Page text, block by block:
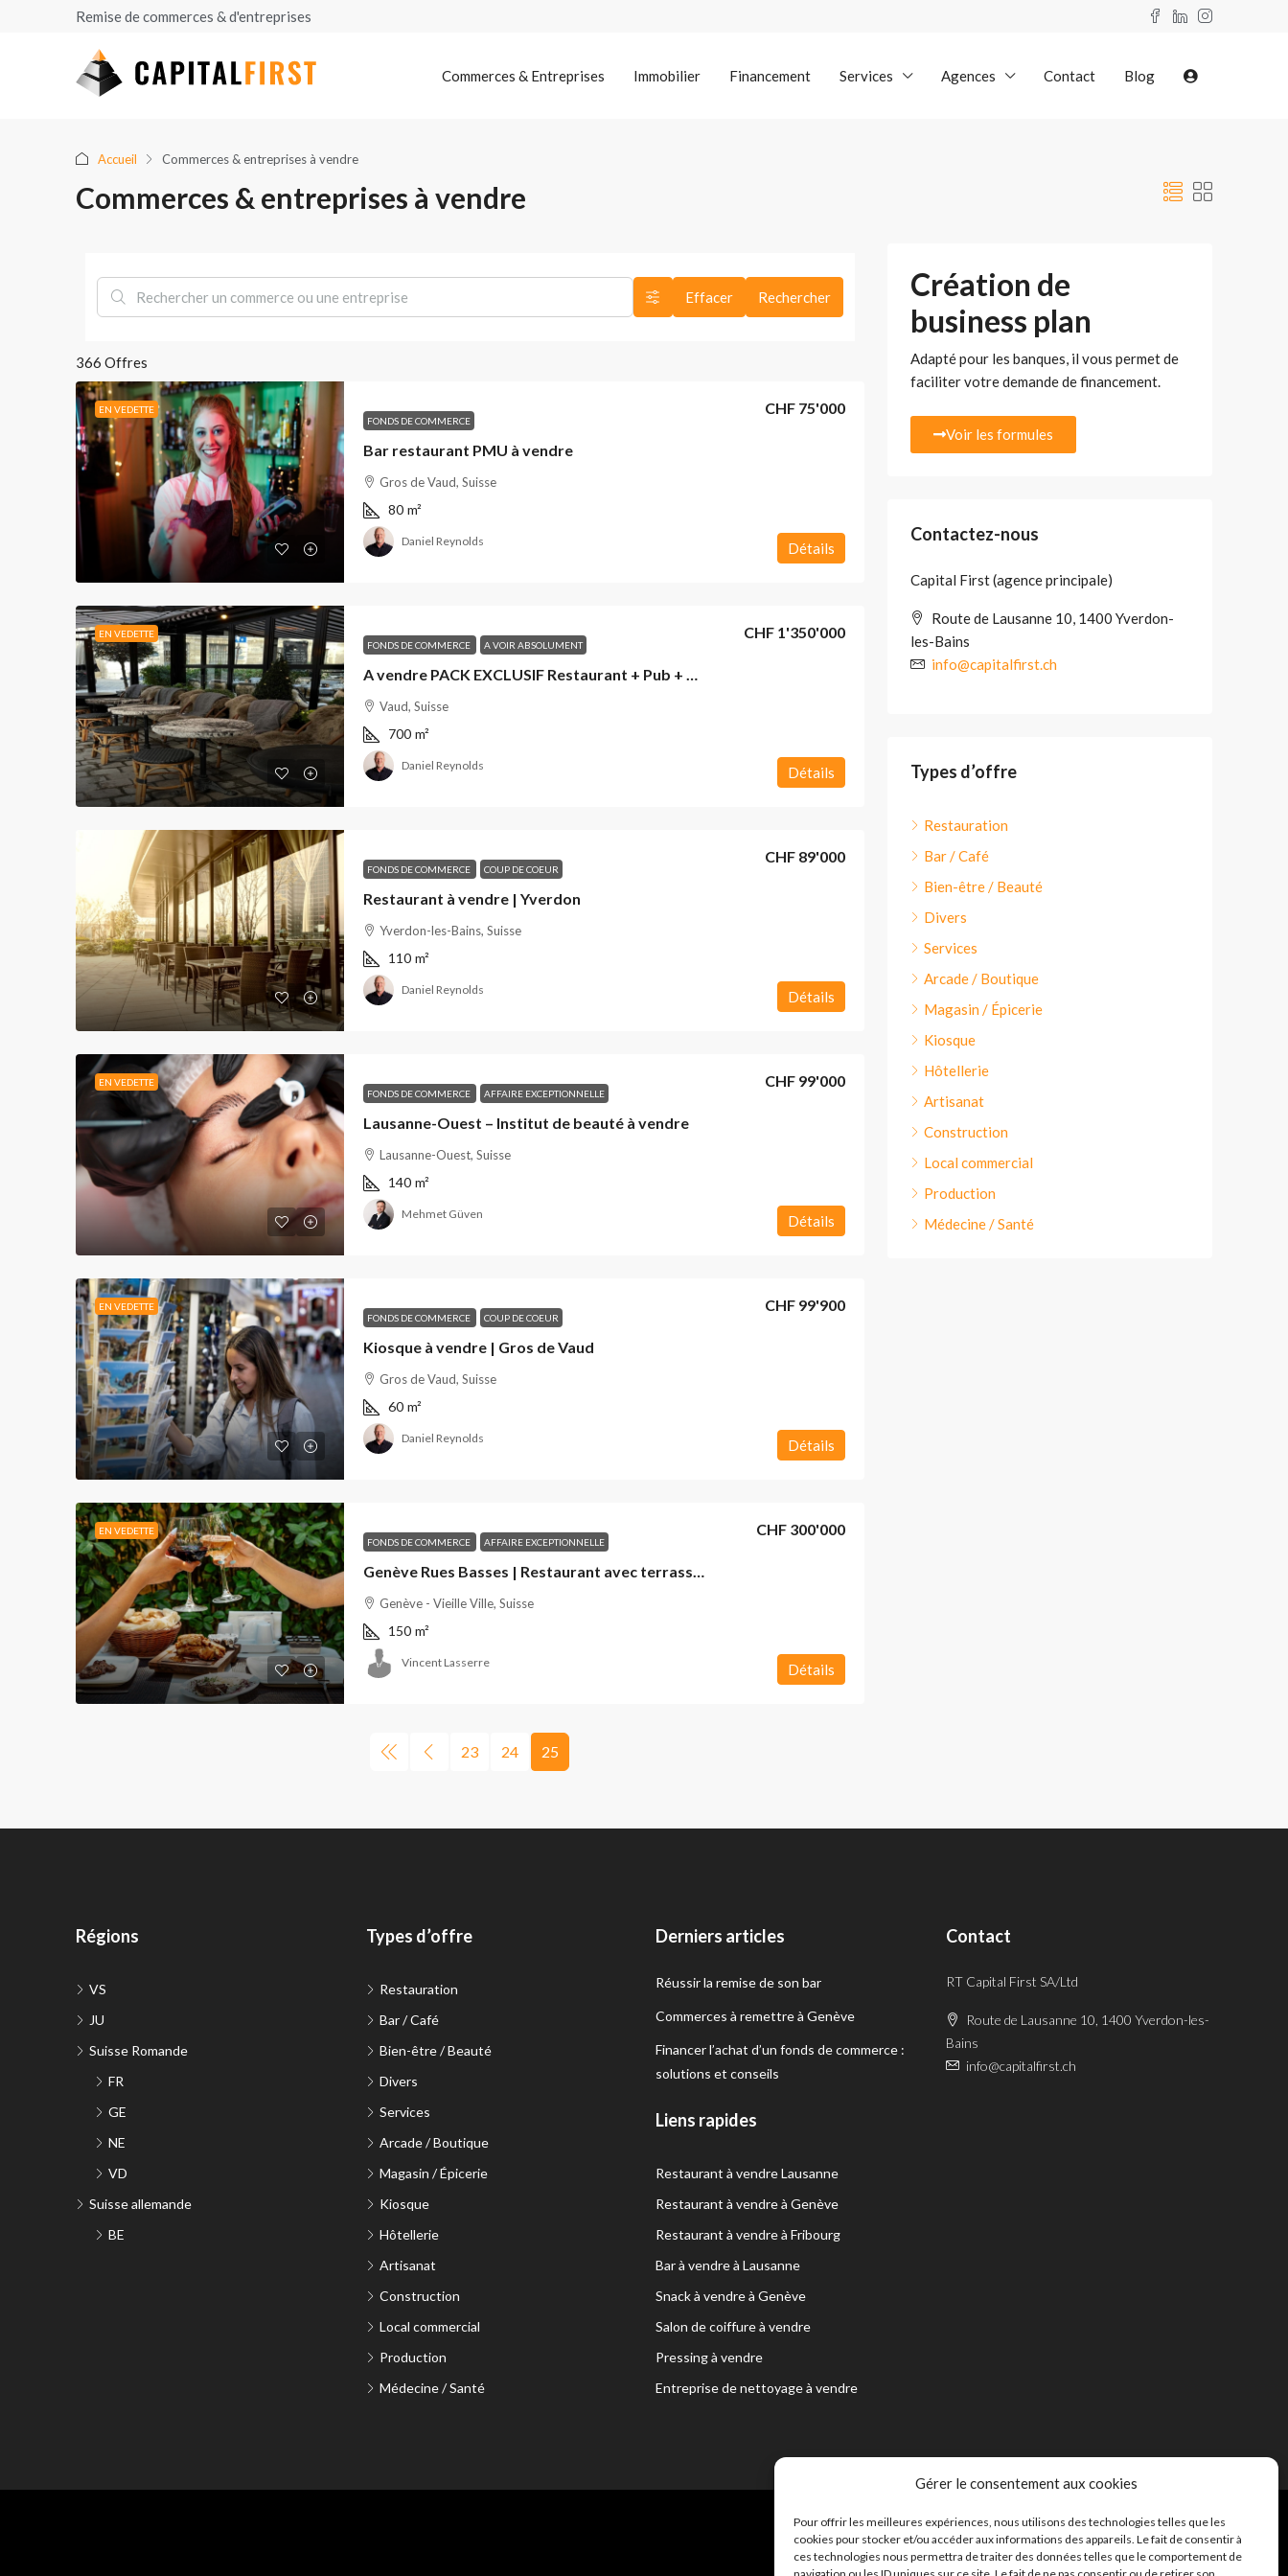
Gérer le consentement aux cookies
Pour offrir les meilleures expériences, nous utilisons des technologies telles que les
cookies pour stocker et/ou accéder aux informations des appareils. Le fait de consentir à
ces technologies nous permettra de traiter des données telles que le comportement de
Remise de commerces & d'entreprises
Commerces & Entreprises Immobilier Financement Services Agences Contact Blog
Accueil Commerces & entreprises à vendre
Commerces & entreprises à vendre
Effacer Rechercher
366 Offres
EN VEDETTE
FONDS DE COMMERCE
Bar restaurant PMU à vendre
CHF 75'000
Gros de Vaud, Suisse
80 m²
Détails
Daniel Reynolds
EN VEDETTE
FONDS DE COMMERCE
A VOIR ABSOLUMENT
A vendre PACK EXCLUSIF Restaurant + Pub + Discothèque VAUD
CHF 1'350'000
Vaud, Suisse
700 m²
Détails
Daniel Reynolds
FONDS DE COMMERCE COUP DE COEUR
Restaurant à vendre | Yverdon
CHF 89'000
Yverdon-les-Bains, Suisse
110 m²
Détails
Daniel Reynolds
EN VEDETTE
FONDS DE COMMERCE
AFFAIRE EXCEPTIONNELLE
Lausanne-Ouest – Institut de beauté à vendre
CHF 99'000
Lausanne-Ouest, Suisse
140 m²
Détails
Mehmet Güven
EN VEDETTE
FONDS DE COMMERCE
COUP DE COEUR
Kiosque à vendre | Gros de Vaud
CHF 99'900
Gros de Vaud, Suisse
60 m²
Détails
Daniel Reynolds
EN VEDETTE
FONDS DE COMMERCE
AFFAIRE EXCEPTIONNELLE
Genève Rues Basses | Restaurant avec terrasse à vendre
CHF 300'000
Genève - Vieille Ville, Suisse
150 m²
Détails
Vincent Lasserre
23 24 25
Création de
business plan
Adapté pour les banques, il vous permet de
faciliter votre demande de financement.
Voir les formules
Contactez-nous
Capital First (agence principale)
Route de Lausanne 10, 1400 Yverdon-
les-Bains
info@capitalfirst.ch
Types d’offre
Restauration
Bar / Café
Bien-être / Beauté
Divers
Services
Arcade / Boutique
Magasin / Épicerie
Kiosque
Hôtellerie
Artisanat
Construction
Local commercial
Production
Médecine / Santé
Régions
VS
JU
Suisse Romande
FR
GE
NE
VD
Suisse allemande
BE
Types d’offre
Restauration
Bar / Café
Bien-être / Beauté
Divers
Services
Arcade / Boutique
Magasin / Épicerie
Kiosque
Hôtellerie
Artisanat
Construction
Local commercial
Production
Médecine / Santé
Derniers articles
Réussir la remise de son bar
Commerces à remettre à Genève
Financer l’achat d’un fonds de commerce :
solutions et conseils
Liens rapides
Restaurant à vendre Lausanne
Restaurant à vendre à Genève
Restaurant à vendre à Fribourg
Bar à vendre à Lausanne
Snack à vendre à Genève
Salon de coiffure à vendre
Pressing à vendre
Entreprise de nettoyage à vendre
Contact
RT Capital First SA/Ltd
Route de Lausanne 10, 1400 Yverdon-les-
Bains
info@capitalfirst.ch